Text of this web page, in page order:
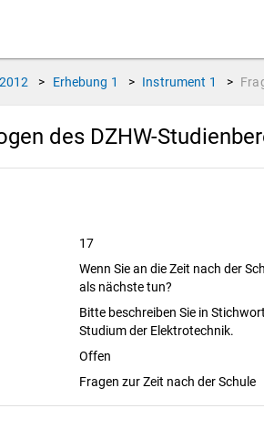
> Erhebung 1 > Instrument 1 >
des DZHW-
17
Wenn Sie an die Zeit nach der
als nächste tun?
Bitte beschreiben Sie in
Studium der Elektrotechnik.
Offen
Fragen zur Zeit nach der Schule